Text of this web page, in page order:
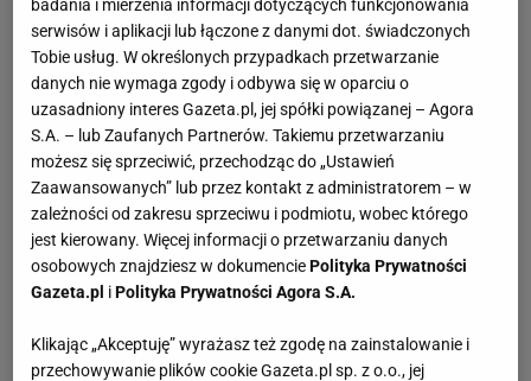
badania i mierzenia informacji dotyczących funkcjonowania
serwisów i aplikacji lub łączone z danymi dot. świadczonych
Tobie usług. W określonych przypadkach przetwarzanie
danych nie wymaga zgody i odbywa się w oparciu o
uzasadniony interes Gazeta.pl, jej spółki powiązanej – Agora
S.A. – lub Zaufanych Partnerów. Takiemu przetwarzaniu
możesz się sprzeciwić, przechodząc do „Ustawień
Zaawansowanych” lub przez kontakt z administratorem – w
zależności od zakresu sprzeciwu i podmiotu, wobec którego
jest kierowany. Więcej informacji o przetwarzaniu danych
osobowych znajdziesz w dokumenciePolityka Prywatności
Gazeta.pl iPolityka Prywatności Agora S.A.
Klikając „Akceptuję” wyrażasz też zgodę na zainstalowanie i
przechowywanie plików cookie Gazeta.pl sp. z o.o., jej